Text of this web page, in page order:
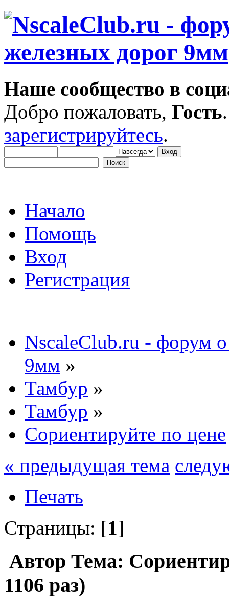
Наше сообщество в
Добро пожаловать, Гость
зарегистрируйтесь.
Начало
Помощь
Вход
Регистрация
NscaleClub.ru - форум
9мм »
Тамбур »
Тамбур »
Сориентируйте по цене
« предыдущая тема
Печать
Страницы: [1]
Автор Тема:
1106 раз)